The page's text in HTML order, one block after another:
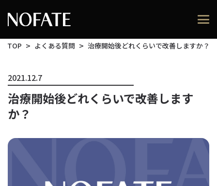
TOP よくある質問 治療開始後どれくらいで改善しますか？
2021.12.7
治療開始後どれくらいで改善します
か？